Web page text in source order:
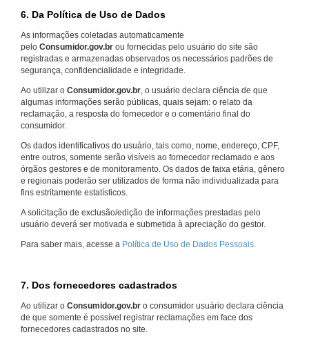
6. Da Política de Uso de Dados
As informações coletadas automaticamente
pelo Consumidor.gov.br ou fornecidas pelo usuário do site são
registradas e armazenadas observados os necessários padrões de
segurança, confidencialidade e integridade.
Ao utilizar o Consumidor.gov.br , o usuário declara ciência de que
algumas informações serão públicas, quais sejam: o relato da
reclamação, a resposta do fornecedor e o comentário final do
consumidor.
Os dados identificativos do usuário, tais como, nome, endereço, CPF,
entre outros, somente serão visíveis ao fornecedor reclamado e aos
órgãos gestores e de monitoramento. Os dados de faixa etária, gênero
e regionais poderão ser utilizados de forma não individualizada para
fins estritamente estatísticos.
A solicitação de exclusão/edição de informações prestadas pelo
usuário deverá ser motivada e submetida à apreciação do gestor.
Para saber mais, acesse a Política de Uso de Dados Pessoais.
7. Dos fornecedores cadastrados
Ao utilizar o Consumidor.gov.br o consumidor usuário declara ciência
de que somente é possível registrar reclamações em face dos
fornecedores cadastrados no site.